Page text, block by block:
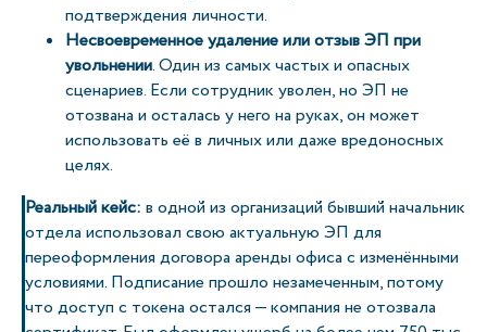
подтверждения личности.
Несвоевременное удаление или отзыв ЭП при
увольнении. Один из самых частых и опасных
сценариев. Если сотрудник уволен, но ЭП не
отозвана и осталась у него на руках, он может
использовать её в личных или даже вредоносных
целях.
Реальный кейс: в одной из организаций бывший начальник
отдела использовал свою актуальную ЭП для
переоформления договора аренды офиса с изменёнными
условиями. Подписание прошло незамеченным, потому
что доступ с токена остался — компания не отозвала